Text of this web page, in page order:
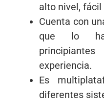
alto nivel, fácil
Cuenta con
que lo
experiencia.
Es
diferentes